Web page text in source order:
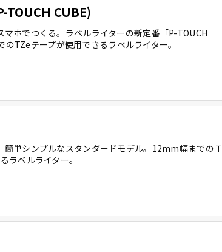
TOUCH CUBE)
マホでつくる。ラベルライターの新定番「P-TOUCH
TZeテープが使用できるラベルライター。
簡単シンプルなスタンダードモデル。12mm幅までのＴ
ラベルライター。